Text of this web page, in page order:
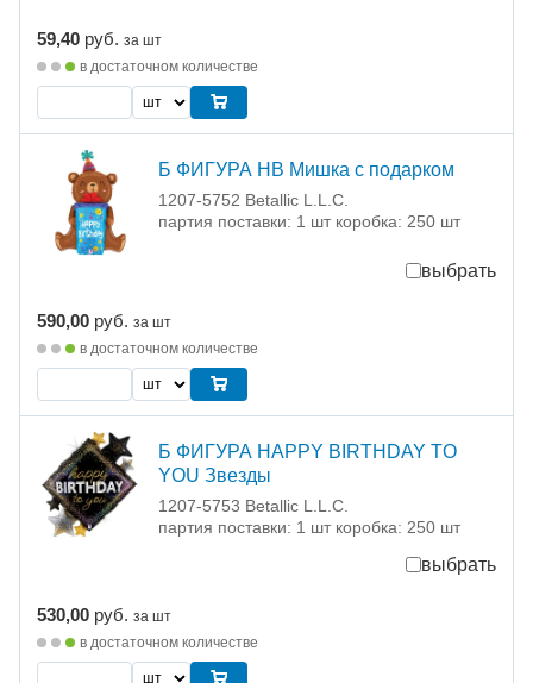
59,40 руб. за шт
в достаточном количестве
Б ФИГУРА HB Мишка с подарком
1207-5752 Betallic L.L.C.
партия поставки: 1 шт коробка: 250 шт
выбрать
590,00 руб. за шт
в достаточном количестве
Б ФИГУРА HAPPY BIRTHDAY TO
YOU Звезды
1207-5753 Betallic L.L.C.
партия поставки: 1 шт коробка: 250 шт
выбрать
530,00 руб. за шт
в достаточном количестве